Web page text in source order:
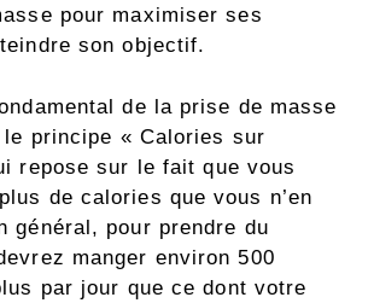
pour maximiser ses
son objectif.
de la prise de masse
principe « Calories sur
repose sur le fait que vous
de calories que vous n’en
général, pour prendre du
manger environ 500
par jour que ce dont votre